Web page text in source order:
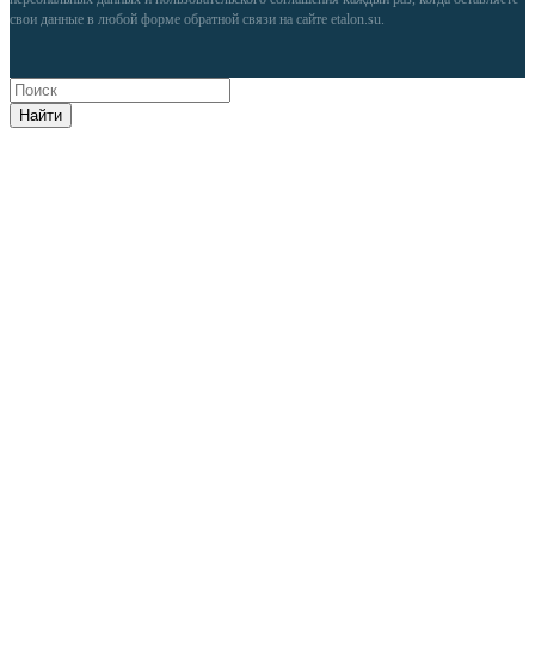
свои данные в любой форме обратной связи на сайте etalon.su.
Найти